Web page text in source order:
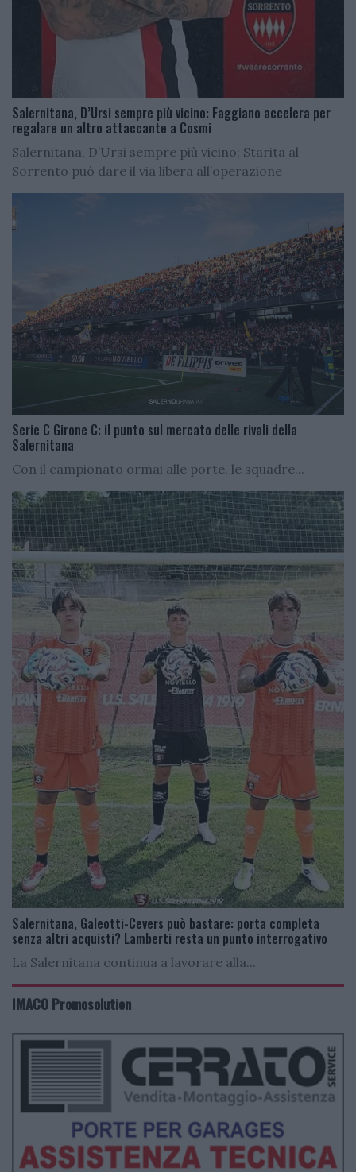
Salernitana, D’Ursi sempre più vicino: Faggiano accelera per
regalare un altro attaccante a Cosmi
Salernitana, D’Ursi sempre più vicino: Starita al
Sorrento può dare il via libera all’operazione
Serie C Girone C: il punto sul mercato delle rivali della
Salernitana
Con il campionato ormai alle porte, le squadre...
Salernitana, Galeotti-Cevers può bastare: porta completa
senza altri acquisti? Lamberti resta un punto interrogativo
La Salernitana continua a lavorare alla...
IMACO Promosolution